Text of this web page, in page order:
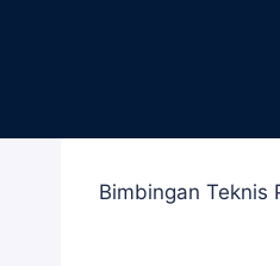
Bimbingan Teknis